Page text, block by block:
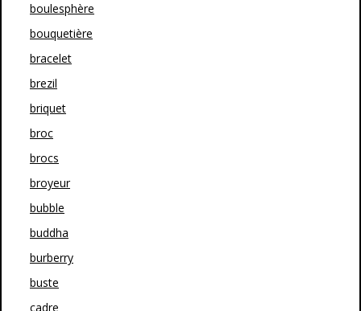
boulesphère
bouquetière
bracelet
brezil
briquet
broc
brocs
broyeur
bubble
buddha
burberry
buste
cadre